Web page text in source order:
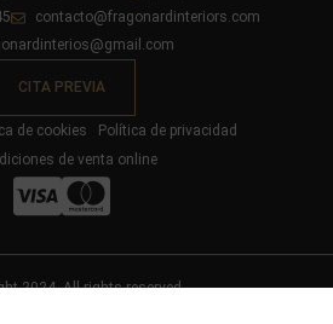
contacto@fragonardinteriors.com
CITA PREVIA
de cookies
Política de privacidad
de venta online
2024. All rights reserved.